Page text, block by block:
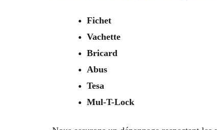
Fichet
Vachette
Bricard
Abus
Tesa
Mul-T-Lock